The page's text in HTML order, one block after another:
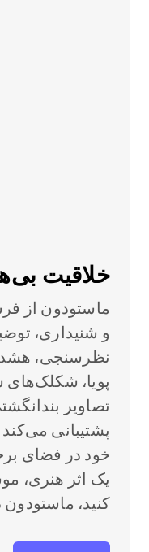
خلاقیت
ماستودون از
و شنیداری،
نظرسنجی،
پویا،
تصاویر
پشتیبانی
خود در فضای
یک اثر هنری،
کنید،